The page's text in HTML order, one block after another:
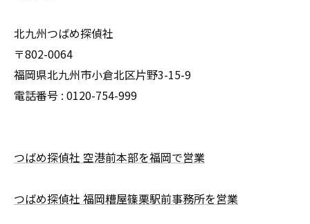
北九州つばめ探偵社
〒802-0064
福岡県北九州市小倉北区片野3-15-9
電話番号 : 0120-754-999
つばめ探偵社 空港前本部を福岡で営業
つばめ探偵社 福岡糟屋篠栗駅前事務所を営業